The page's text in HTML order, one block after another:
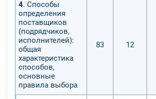
4. Способы
определения
поставщиков
(подрядчиков,
исполнителей):
общая
характеристика
способов,
основные
правила выбора
83 12